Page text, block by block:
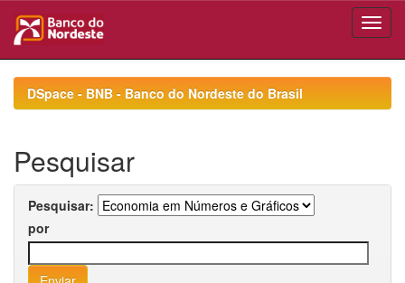
navigationDSpace - BNB - Banco do Nordeste do Brasil
Pesquisar
Pesquisar:
por